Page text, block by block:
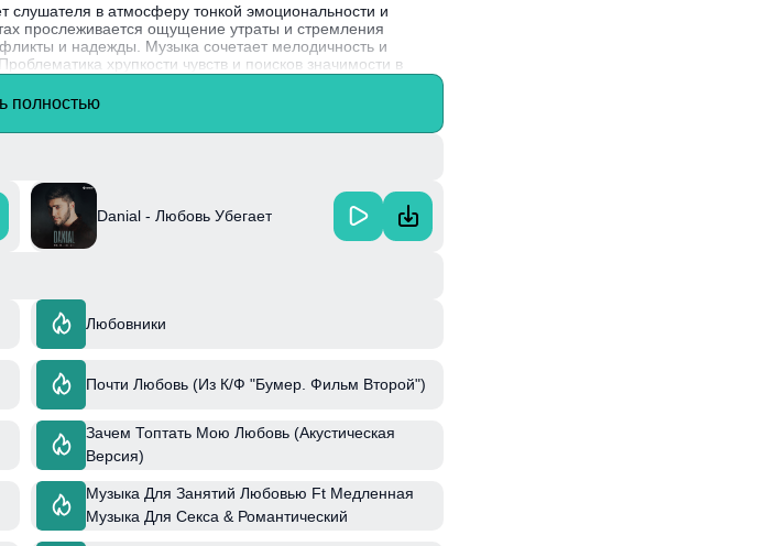
слушателя в атмосферу тонкой эмоциональности и
прослеживается ощущение утраты и стремления
и надежды. Музыка сочетает мелодичность и
хрупкости чувств и поисков значимости в
борющихся с переживаниями разлуки. Danial,
мастерски передавать сложные эмоции через музыку
полностью
Danial - Любовь Убегает
Любовники
Почти Любовь (Из К/Ф "Бумер. Фильм Второй")
Зачем Топтать Мою Любовь (Акустическая
Версия)
Музыка Для Занятий Любовью Ft Медленная
Музыка Для Секса & Романтический